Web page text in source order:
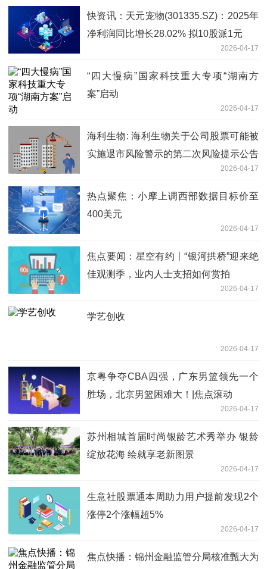
快资讯：天元宠物(301335.SZ)：2025年
净利润同比增长28.02% 拟10股派1元
2026-04-17
“四大慢病”国家科技重大专项“湖南方
案”启动
2026-04-17
海利生物: 海利生物关于公司股票可能被
实施退市风险警示的第二次风险提示公告
2026-04-17
热点聚焦：小摩上调西部数据目标价至
400美元
2026-04-17
焦点要闻：星空有约丨“银河拱桥”迎来绝
佳观测季，业内人士支招如何赏拍
2026-04-17
学艺创收
2026-04-17
京粤争夺CBA四强，广东男篮领先一个
胜场，北京男篮困难大！|焦点滚动
2026-04-17
苏州相城首届时尚银龄艺术秀举办 银龄
绽放花海 绘就享老新图景
2026-04-17
生意社股票通本周助力用户提前发现2个
涨停2个涨幅超5%
2026-04-17
焦点快播：锦州金融监管分局核准甄大为